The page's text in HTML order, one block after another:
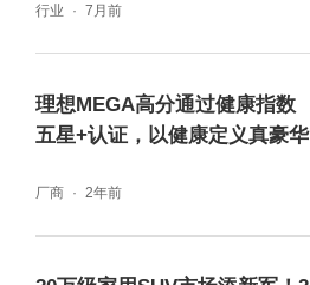
行业 7月前
理想MEGA高分通过健康指数
五星+认证，以健康定义真豪华
厂商 2年前